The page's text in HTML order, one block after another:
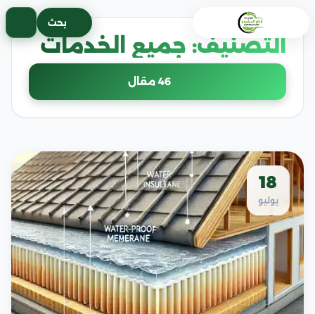
بحث
التصنيف: جميع الخدمات
46 مقال
18
يوليو